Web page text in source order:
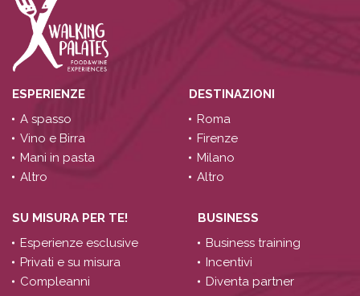
ESPERIENZE
A spasso
Vino e Birra
Mani in pasta
Altro
DESTINAZIONI
Roma
Firenze
Milano
Altro
SU MISURA PER TE!
Esperienze esclusive
Privati e su misura
Compleanni
BUSINESS
Business training
Incentivi
Diventa partner